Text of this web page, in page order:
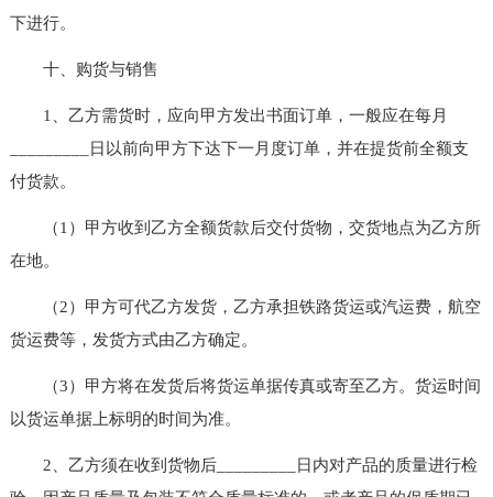
下进行。
十、购货与销售
1、乙方需货时，应向甲方发出书面订单，一般应在每月
_________日以前向甲方下达下一月度订单，并在提货前全额支
付货款。
（1）甲方收到乙方全额货款后交付货物，交货地点为乙方所
在地。
（2）甲方可代乙方发货，乙方承担铁路货运或汽运费，航空
货运费等，发货方式由乙方确定。
（3）甲方将在发货后将货运单据传真或寄至乙方。货运时间
以货运单据上标明的时间为准。
2、乙方须在收到货物后_________日内对产品的质量进行检